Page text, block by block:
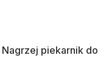
Nagrzej piekarnik do